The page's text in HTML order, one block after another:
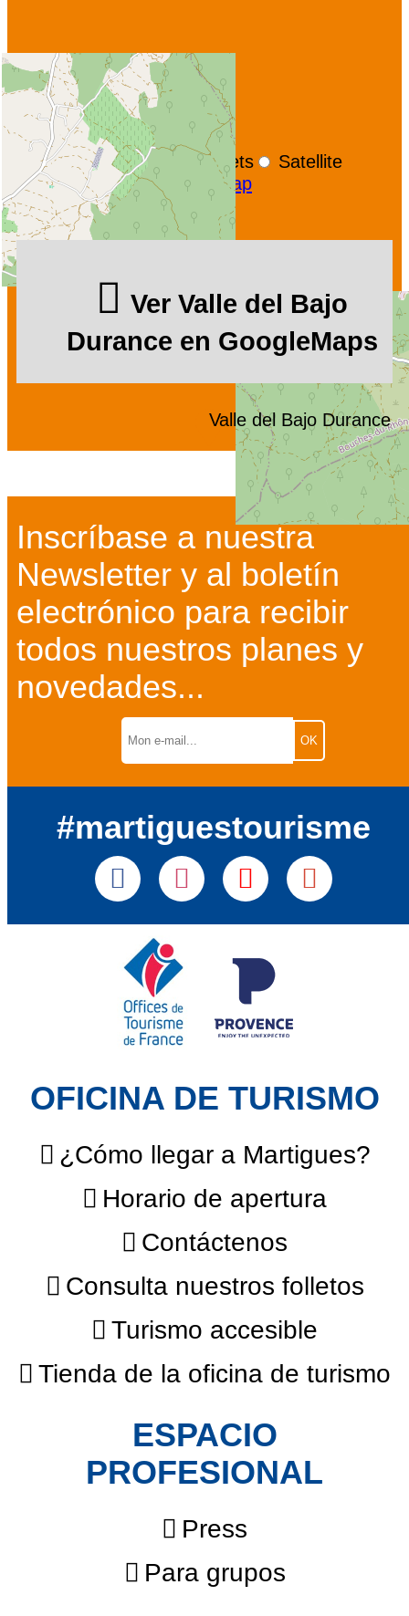
Valle del Bajo Durance
+−
OpenStreetMap
Streets
Satellite
Leaflet
©OpenStreetMap
Ver Valle del Bajo
Durance en GoogleMaps
Inscríbase a nuestra
Newsletter y al boletín
electrónico para recibir
todos nuestros planes y
novedades...
#martiguestourisme
OFICINA DE TURISMO
¿Cómo llegar a Martigues?
Horario de apertura
Contáctenos
Consulta nuestros folletos
Turismo accesible
Tienda de la oficina de turismo
ESPACIO
PROFESIONAL
Press
Para grupos